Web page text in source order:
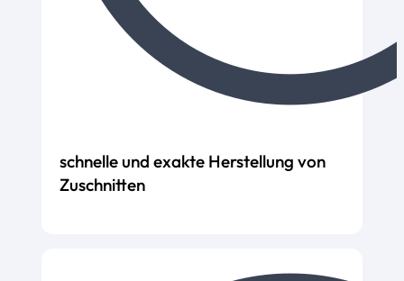
schnelle und exakte Herstellung von
Zuschnitten